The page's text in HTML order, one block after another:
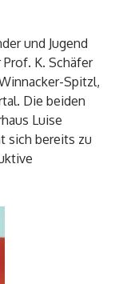
und Jugend
K. Schäfer
Spitzl,
Die beiden
Luise
sich bereits zu